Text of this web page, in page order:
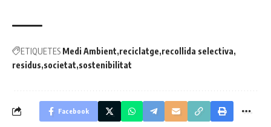
ETIQUETES Medi Ambient reciclatge recollida selectiva
residus societat sostenibilitat
Facebook